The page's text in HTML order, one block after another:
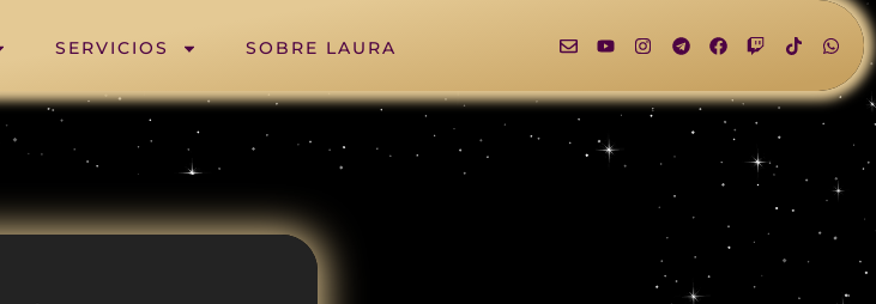
SERVICIOS SOBRE LAURA